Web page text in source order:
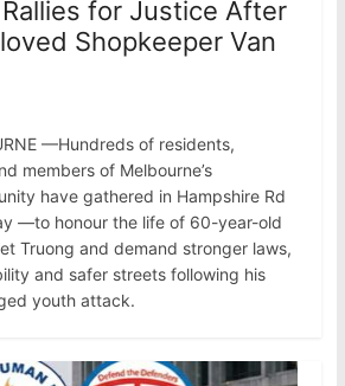
for Justice After
Shopkeeper Van
—Hundreds of residents,
members of Melbourne’s
have gathered in Hampshire Rd
—to honour the life of 60-year-old
Truong and demand stronger laws,
and safer streets following his
youth attack.